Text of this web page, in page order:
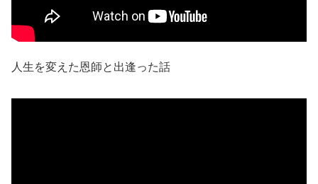
人生を変えた恩師と出逢った話